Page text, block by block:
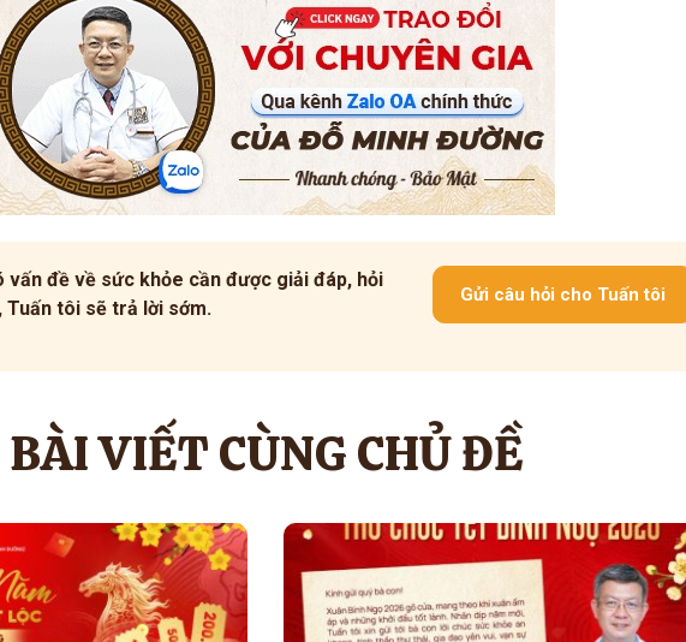
vấn đề về sức khỏe cần được giải đáp, hỏi
Tuấn tôi sẽ trả lời sớm.
Gửi câu hỏi cho Tuấn tôi
BÀI VIẾT CÙNG CHỦ ĐỀ